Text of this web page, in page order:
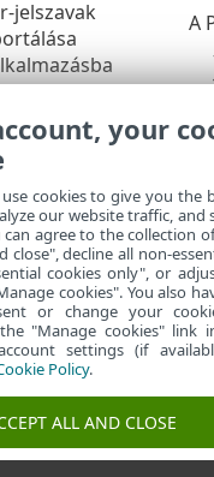
A
your
cookies to give you the
our website traffic, and
can agree to the collection
close", decline all non-
cookies only", or
cookies". You also
or change your
"Manage cookies" link
settings (if
Policy.
ALL AND CLOSE